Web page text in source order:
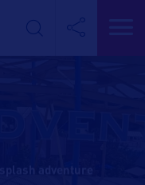
splash adventure